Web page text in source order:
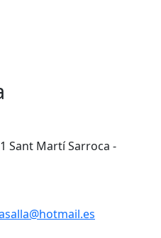
Sant Martí Sarroca -